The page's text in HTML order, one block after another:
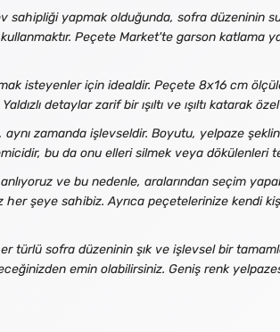
yapmak olduğunda, sofra düzeninin
Peçete Market'te garson katlama
isteyenler için idealdir. Peçete 8x16 cm
detaylar zarif bir ışıltı ve ışıltı katarak
zamanda işlevseldir. Boyutu, yelpaze
bu da onu elleri silmek veya dökülenleri
ve bu nedenle, aralarından seçim
her şeye sahibiz. Ayrıca peçetelerinize kendi
sofra düzeninin şık ve işlevsel bir
emin olabilirsiniz. Geniş renk